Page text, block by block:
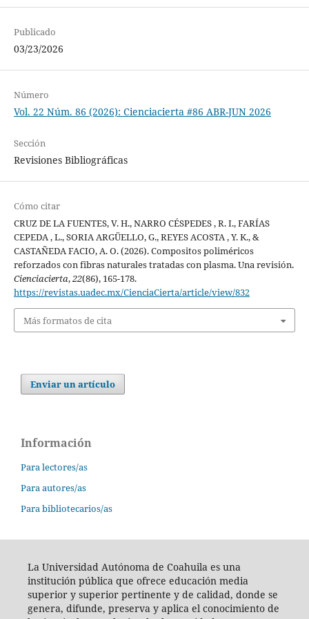
Publicado
03/23/2026
Número
Vol. 22 Núm. 86 (2026): Cienciacierta #86 ABR-JUN 2026
Sección
Revisiones Bibliográficas
Cómo citar
CRUZ DE LA FUENTES, V. H., NARRO CÉSPEDES , R. I., FARÍAS
CEPEDA , L., SORIA ARGÜELLO, G., REYES ACOSTA , Y. K., &
CASTAÑEDA FACIO, A. O. (2026). Compositos poliméricos
reforzados con fibras naturales tratadas con plasma. Una revisión.
Cienciacierta,22(86), 165-178.
https://revistas.uadec.mx/CienciaCierta/article/view/832
Más formatos de cita
Enviar un artículo
Información
Para lectores/as
Para autores/as
Para bibliotecarios/as
La Universidad Autónoma de Coahuila es una
institución pública que ofrece educación media
superior y superior pertinente y de calidad, donde se
genera, difunde, preserva y aplica el conocimiento de